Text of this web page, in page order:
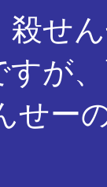
殺せ
が
せー